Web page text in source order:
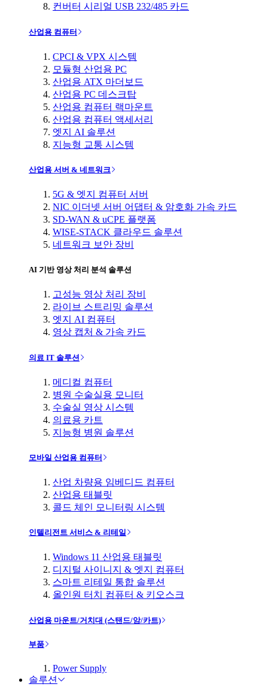
컨버터 시리얼 USB 232/485 카드
산업용 컴퓨터
CPCI & VPX 시스템
모듈형 산업용 PC
산업용 ATX 마더보드
산업용 PC 데스크탑
산업용 컴퓨터 랙마운트
산업용 컴퓨터 액세서리
엣지 AI 솔루션
지능형 교통 시스템
산업용 서버 & 네트워크
5G & 엣지 컴퓨터 서버
NIC 이더넷 서버 어댑터 & 암호화 가속 카드
SD-WAN & uCPE 플랫폼
WISE-STACK 클라우드 솔루션
네트워크 보안 장비
AI 기반 영상 처리 분석 솔루션
고성능 영상 처리 장비
라이브 스트리밍 솔루션
엣지 AI 컴퓨터
영상 캡처 & 가속 카드
의료 IT 솔루션
메디컬 컴퓨터
병원 수술실용 모니터
수술실 영상 시스템
의료용 카트
지능형 병원 솔루션
모바일 산업용 컴퓨터
산업 차량용 임베디드 컴퓨터
산업용 태블릿
콜드 체인 모니터링 시스템
인텔리전트 서비스 & 리테일
Windows 11 산업용 태블릿
디지털 사이니지 & 엣지 컴퓨터
스마트 리테일 통합 솔루션
올인원 터치 컴퓨터 & 키오스크
산업용 마운트/거치대 (스탠드/암/카트)
부품
Power Supply
솔루션